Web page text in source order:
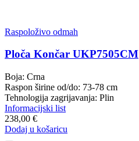
Raspoloživo odmah
Ploča Končar UKP7505CM
Boja: Crna
Raspon širine od/do: 73-78 cm
Tehnologija zagrijavanja: Plin
Informacijski list
238,00 €
Dodaj u košaricu